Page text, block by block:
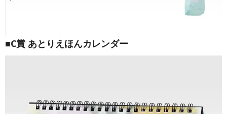
■C賞 あとりえほんカレンダー